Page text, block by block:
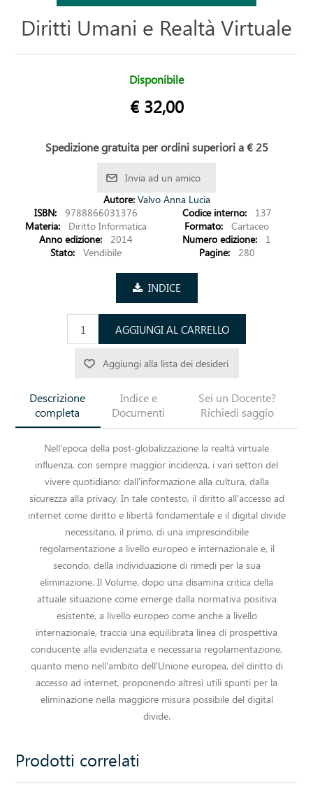
Diritti Umani e Realtà Virtuale
Disponibile
€ 32,00
Spedizione gratuita per ordini superiori a € 25
Invia ad un amico
Autore: Valvo Anna Lucia
ISBN:
9788866031376 Codice interno:
137
Materia:
Diritto Informatica Formato:
Cartaceo
Anno edizione:
2014 Numero edizione:
1
Stato:
Vendibile Pagine: 280
INDICE
AGGIUNGI AL CARRELLO
Aggiungi alla lista dei desideri
Descrizione
completa
Indice e
Documenti
Sei un Docente?
Richiedi saggio
Nell'epoca della post-globalizzazione la realtà virtuale
influenza, con sempre maggior incidenza, i vari settori del
vivere quotidiano: dall'informazione alla cultura, dalla
sicurezza alla privacy. In tale contesto, il diritto all'accesso ad
internet come diritto e libertà fondamentale e il digital divide
necessitano, il primo, di una imprescindibile
regolamentazione a livello europeo e internazionale e, il
secondo, della individuazione di rimedi per la sua
eliminazione. Il Volume, dopo una disamina critica della
attuale situazione come emerge dalla normativa positiva
esistente, a livello europeo come anche a livello
internazionale, traccia una equilibrata linea di prospettiva
conducente alla evidenziata e necessaria regolamentazione,
quanto meno nell'ambito dell'Unione europea, del diritto di
accesso ad internet, proponendo altresì utili spunti per la
eliminazione nella maggiore misura possibile del digital
divide.
Prodotti correlati